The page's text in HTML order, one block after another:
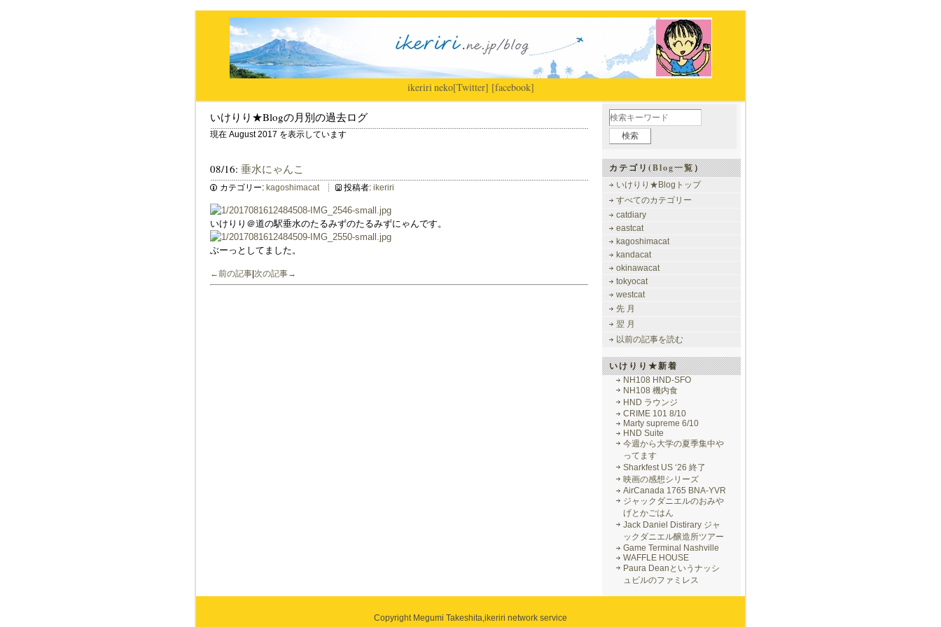
ikeriri|neko[Twitter] [facebook]
いけりり★Blogの月別の過去ログ
現在 August 2017 を表示しています
08/16: 垂水にゃんこ
カテゴリー: kagoshimacat 投稿者: ikeriri
いけりり＠道の駅垂水のたるみずのたるみずにゃんです。
ぶーっとしてました。
←前の記事 次の記事→
カテゴリ(Blog一覧）
いけりり★Blogトップ
すべてのカテゴリー
catdiary
eastcat
kagoshimacat
kandacat
okinawacat
tokyocat
westcat
先 月
翌 月
以前の記事を読む
いけりり★新着
NH108 HND-SFO
NH108 機内食
HND ラウンジ
CRIME 101 8/10
Marty supreme 6/10
HND Suite
今週から大学の夏季集中や
ってます
Sharkfest US ‘26 終了
映画の感想シリーズ
AirCanada 1765 BNA-YVR
ジャックダニエルのおみや
げとかごはん
Jack Daniel Distirary ジャ
ックダニエル醸造所ツアー
Game Terminal Nashville
WAFFLE HOUSE
Paura Deanというナッシ
ュビルのファミレス
Copyright Megumi Takeshita,ikeriri network service